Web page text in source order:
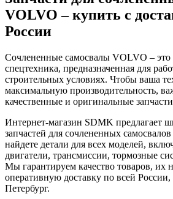
VOLVO – купить с
России
Сочлененные самосвалы VOLVO – это
спецтехника, предназначенная для
строительных условиях. Чтобы ваша
максимальную производительность,
качественные и оригинальные
Интернет-магазин SDMK предлагает
запчастей для сочлененных
найдете детали для всех моделей,
двигатели, трансмиссии, тормозные
Мы гарантируем качество товаров, их
оперативную доставку по всей
Петербург.